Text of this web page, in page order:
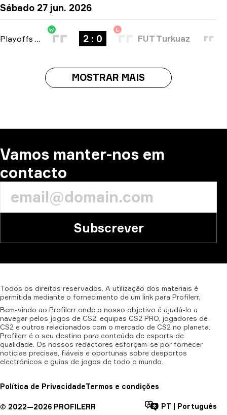
Sábado 27 jun. 2026
Playoffs bo3
W
2 : 0
L
FUT Turkuaz
MOSTRAR MAIS
Vamos manter-nos em
contacto
Subscrever
Todos os direitos reservados. A utilização dos materiais é
permitida mediante o fornecimento de um link para Profilerr.
Bem-vindo ao Profilerr onde o nosso objetivo é ajudá-lo a
navegar pelos jogos de CS2, equipas CS2 PRO, jogadores de
CS2 e outros relacionados com o mercado de CS2 no planeta.
Profilerr é o seu destino para conteúdo de esports de
qualidade. Os nossos redactores esforçam-se por fornecer
notícias precisas, fiáveis e oportunas sobre desportos
electrónicos e guias de jogos de todo o mundo.
Política de PrivacidadeTermos e condições
© 2022—2026 PROFILERR PT Português